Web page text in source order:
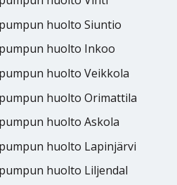
huolto Siuntio
huolto Inkoo
huolto Veikkola
huolto Orimattila
huolto Askola
huolto Lapinjärvi
huolto Liljendal